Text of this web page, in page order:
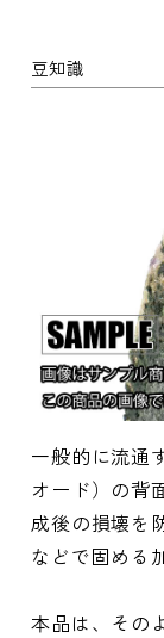
豆知識
一般的に流通
オード）の背
成後の損壊を
などで固める
本品は、その